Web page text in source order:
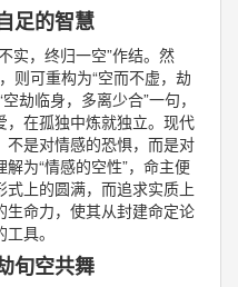
足的智慧
实，终归一空”作结。然
则可重构为“空而不虚，劫
劫临身，多离少合”一句，
在孤独中炼就独立。现代
是对情感的恐惧，而是对
为“情感的空性”，命主便
上的圆满，而追求实质上
生命力，使其从封建命定论
具。
旬空共舞